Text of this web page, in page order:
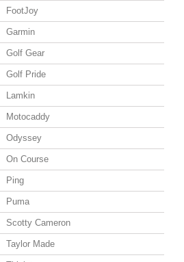
FootJoy
Garmin
Golf Gear
Golf Pride
Lamkin
Motocaddy
Odyssey
On Course
Ping
Puma
Scotty Cameron
Taylor Made